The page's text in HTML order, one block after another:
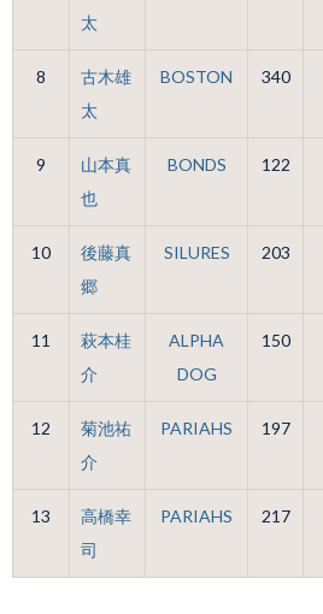
太
8
古木雄
太
BOSTON 340
9
山本真
也
BONDS 122
10
後藤真
郷
SILURES 203
11
萩本桂
介
ALPHA
DOG
150
12
菊池祐
介
PARIAHS 197
13
高橋幸
司
PARIAHS 217